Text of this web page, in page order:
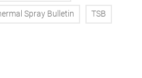
Spray Bulletin TSB